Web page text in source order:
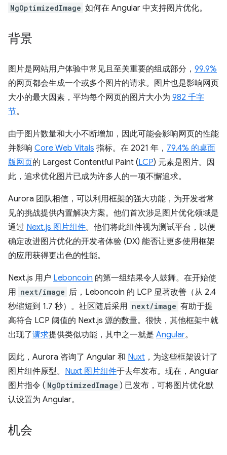
NgOptimizedImage 如何在 Angular 中支持图片优化。
背景
图片是网站用户体验中常见且至关重要的组成部分， 99.9%
的网页都会生成一个或多个图片的请求。图片也是影响网页
大小的最大因素，平均每个网页的图片大小为 982 千字
节。
由于图片数量和大小不断增加，因此可能会影响网页的性能
并影响 Core Web Vitals 指标。在 2021 年， 79.4% 的桌面
版网页的 Largest Contentful Paint (LCP) 元素是图片。因
此，追求优化图片已成为许多人的一项不懈追求。
Aurora 团队相信，可以利用框架的强大功能，为开发者常
见的挑战提供内置解决方案。他们首次涉足图片优化领域是
通过 Next.js 图片组件。他们将此组件视为测试平台，以便
确定改进图片优化的开发者体验 (DX) 能否让更多使用框架
的应用获得更出色的性能。
Next.js 用户 Leboncoin 的第一组结果令人鼓舞。在开始使
用 next/image 后，Leboncoin 的 LCP 显著改善（从 2.4
秒缩短到 1.7 秒）。社区随后采用 next/image 有助于提
高符合 LCP 阈值的 Next.js 源的数量。很快，其他框架中就
出现了请求提供类似功能，其中之一就是 Angular。
因此，Aurora 咨询了 Angular 和 Nuxt ，为这些框架设计了
图片组件原型。 Nuxt 图片组件于去年发布。现在，Angular
图片指令 ( NgOptimizedImage ) 已发布，可将图片优化默
认设置为 Angular。
机会